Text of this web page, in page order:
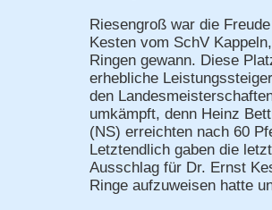
Riesengroß war die
Kesten vom SchV
Ringen gewann. Diese
erhebliche
den
umkämpft, denn Heinz
(NS) erreichten nach 60
Letztendlich gaben die
Ausschlag für Dr. Ernst
Ringe aufzuweisen hatte